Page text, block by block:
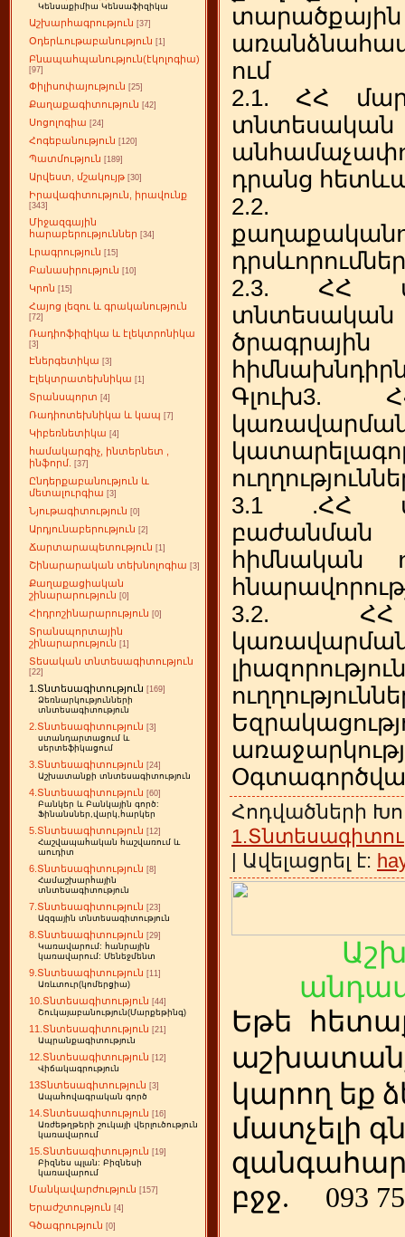
Կենսաքիմիա Կենսաֆիզիկա
Աշխարհագրություն [37]
Օդերևութաբանություն [1]
Բնապահպանություն(էկոլոգիա)
[97]
Փիլիսոփայություն [25]
Քաղաքագիտություն [42]
Սոցոլոգիա [24]
Հոգեբանություն [120]
Պատմություն [189]
Արվեստ, մշակույթ [30]
Իրավագիտություն, իրավունք
[343]
Միջազգային
հարաբերություններ [34]
Լրագրություն [15]
Բանասիրություն [10]
Կրոն [15]
Հայոց լեզու և գրականություն
[72]
Ռադիոֆիզիկա և էլեկտրոնիկա
[3]
Էներգետիկա [3]
Էլեկտրատեխնիկա [1]
Տրանսպորտ [4]
Ռադիոտեխնիկա և կապ [7]
Կիբեռնետիկա [4]
համակարգիչ, ինտերնետ ,
ինֆորմ.
[37]
Ընդերքաբանություն և
մետալուրգիա [3]
Նյութագիտություն [0]
Արդյունաբերություն [2]
Ճարտարապետություն [1]
Շինարարական տեխնոլոգիա [3]
Քաղաքացիական
շինարարություն [0]
Հիդրոշինարարություն [0]
Տրանսպորտային
շինարարություն [1]
Տեսական տնտեսագիտություն
[22]
1.Տնտեսագիտություն [169]
Ձեռնարկությունների
տնտեսագիտություն
2.Տնտեսագիտություն [3]
ստանդարտացում և
սերտեֆիկացում
3.Տնտեսագիտություն [24]
Աշխատանքի տնտեսագիտություն
4.Տնտեսագիտություն [60]
Բանկեր և Բանկային գործ:
Ֆինանսներ,վարկ,հարկեր
5.Տնտեսագիտություն [12]
Հաշվապահական հաշվառում և
աուդիտ
6.Տնտեսագիտություն [8]
Համաշխարհային
տնտեսագիտություն
7.Տնտեսագիտություն [23]
Ազգային տնտեսագիտություն
8.Տնտեսագիտություն [29]
Կառավարում: հանրային
կառավարում: Մենեջմենտ
9.Տնտեսագիտություն [11]
Առևտուր(կոմերցիա)
10.Տնտեսագիտություն [44]
Շուկայաբանություն(Մարքեթինգ)
11.Տնտեսագիտություն [21]
Ապրանքագիտություն
12.Տնտեսագիտություն [12]
Վիճակագրություն
13Տնտեսագիտություն [3]
Ապահովագրական գործ
14.Տնտեսագիտություն [16]
Առժեթղթերի շուկայի վերլուծություն
կառավարում
15.Տնտեսագիտություն [19]
Բիզնես պլան: Բիզնեսի
կառավարում
Մանկավարժություն [157]
Երաժշտություն [4]
Գծագրություն [0]
ում
2.1. ՀՀ
տնտեսական
դրանց
2.2.
2.3. ՀՀ
Գլուխ3.
3.1 .ՀՀ
բաժանման
հիմնական
3.2. ՀՀ
Հոդվածների
| Ավելացրել է:
Եթե հ
կարող եք
մատչելի
բջջ.
093